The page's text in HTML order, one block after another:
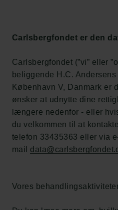
Carlsbergfondet er den
Carlsbergfondet (”vi” eller
beliggende H.C.
København V, Danmark er
ønsker at udnytte dine
længere nedenfor - eller
du velkommen til at
telefon 33435363 eller via
mail
Vores